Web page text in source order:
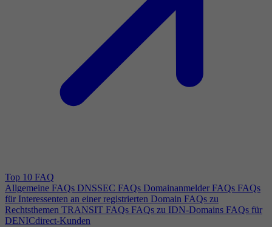
Top 10 FAQ
Allgemeine FAQs DNSSEC FAQs Domainanmelder FAQs FAQs
für Interessenten an einer registrierten Domain FAQs zu
Rechtsthemen TRANSIT FAQs FAQs zu IDN-Domains FAQs für
DENICdirect-Kunden